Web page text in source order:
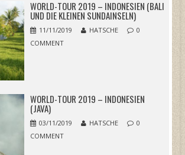
WORLD-TOUR 2019 – INDONESIEN (BALI
UND DIE KLEINEN SUNDAINSELN)
11/11/2019 HATSCHE
0
COMMENT
WORLD-TOUR 2019 – INDONESIEN
(JAVA)
03/11/2019 HATSCHE
0
COMMENT